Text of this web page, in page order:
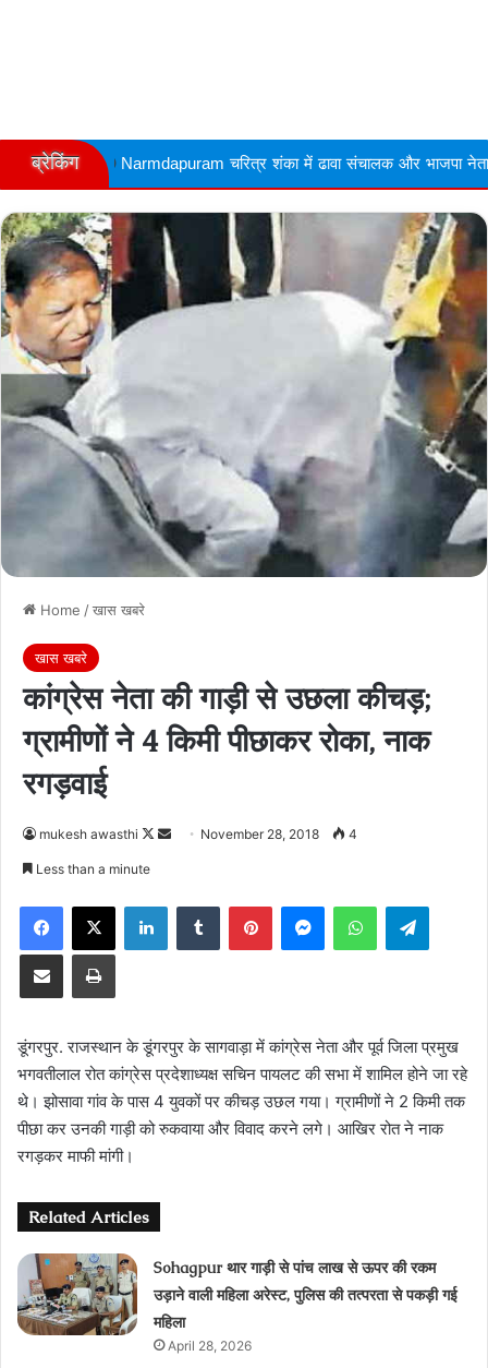
ब्रेकिंग चरित्र शंका में ढावा संचालक और भाजपा नेता की गोली मारकर हत्या
Home /खास खबरे
खास खबरे
कांग्रेस नेता की गाड़ी से उछला कीचड़;
ग्रामीणों ने 4 किमी पीछाकर रोका, नाक
रगड़वाई
mukesh awasthi
Follow
Send November 28, 2018 4
Less than a minute
Facebook
X LinkedInTumblr PinterestMessengerWhatsApp
Share via Email Print
डूंगरपुर. राजस्थान के डूंगरपुर के सागवाड़ा में कांग्रेस नेता और पूर्व जिला प्रमुख
भगवतीलाल रोत कांग्रेस प्रदेशाध्यक्ष सचिन पायलट की सभा में शामिल होने जा रहे
थे। झोसावा गांव के पास 4 युवकों पर कीचड़ उछल गया। ग्रामीणों ने 2 किमी तक
पीछा कर उनकी गाड़ी को रुकवाया और विवाद करने लगे। आखिर रोत ने नाक
रगड़कर माफी मांगी।
Related Articles
Sohagpur थार गाड़ी से पांच लाख से ऊपर की रकम
उड़ाने वाली महिला अरेस्ट, पुलिस की तत्परता से पकड़ी गई
महिला
April 28, 2026